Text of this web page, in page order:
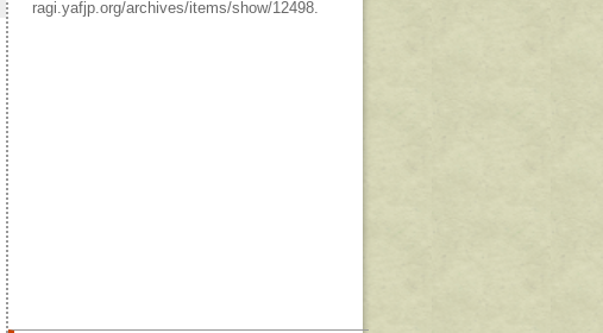
ragi.yafjp.org/archives/items/show/12498.